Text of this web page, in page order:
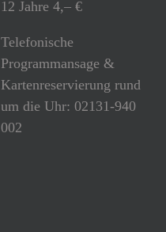
12 Jahre 4,– €
Telefonische
Programmansage &
Kartenreservierung rund
um die Uhr: 02131-940
002